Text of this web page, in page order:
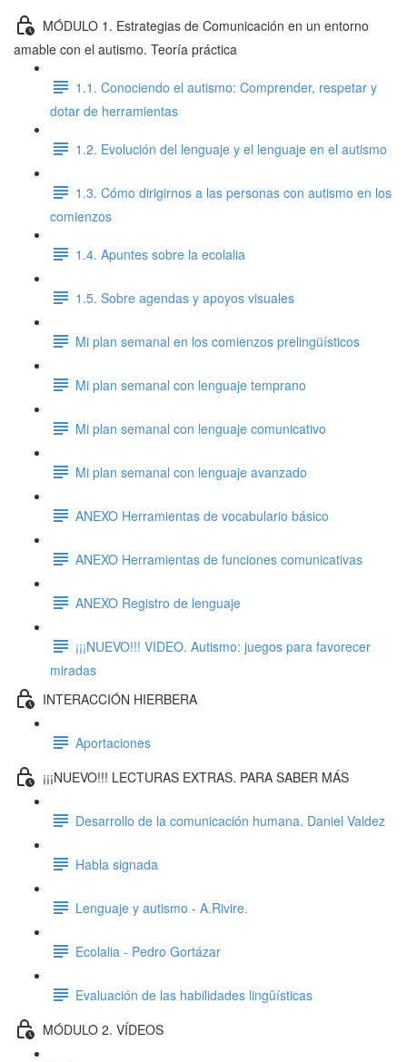
MÓDULO 1. Estrategias de Comunicación en un entorno
amable con el autismo. Teoría práctica
1.1. Conociendo el autismo: Comprender, respetar y
dotar de herramientas
1.2. Evolución del lenguaje y el lenguaje en el autismo
1.3. Cómo dirigirnos a las personas con autismo en los
comienzos
1.4. Apuntes sobre la ecolalia
1.5. Sobre agendas y apoyos visuales
Mi plan semanal en los comienzos prelingüísticos
Mi plan semanal con lenguaje temprano
Mi plan semanal con lenguaje comunicativo
Mi plan semanal con lenguaje avanzado
ANEXO Herramientas de vocabulario básico
ANEXO Herramientas de funciones comunicativas
ANEXO Registro de lenguaje
¡¡¡NUEVO!!! VIDEO. Autismo: juegos para favorecer
miradas
INTERACCIÓN HIERBERA
Aportaciones
¡¡¡NUEVO!!! LECTURAS EXTRAS. PARA SABER MÁS
Desarrollo de la comunicación humana. Daniel Valdez
Habla signada
Lenguaje y autismo - A.Rivire.
Ecolalia - Pedro Gortázar
Evaluación de las habilidades lingûísticas
MÓDULO 2. VÍDEOS